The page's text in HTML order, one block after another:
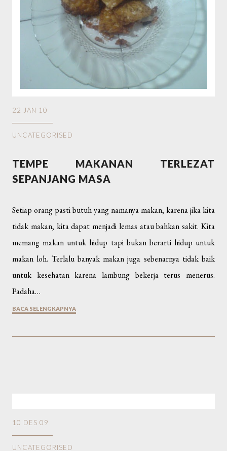
22 JAN 10
UNCATEGORISED
TEMPE MAKANAN TERLEZAT
SEPANJANG MASA
Setiap orang pasti butuh yang namanya makan, karena jika kita
tidak makan, kita dapat menjadi lemas atau bahkan sakit. Kita
memang makan untuk hidup tapi bukan berarti hidup untuk
makan loh. Terlalu banyak makan juga sebenarnya tidak baik
untuk kesehatan karena lambung bekerja terus menerus.
Padaha…
BACA SELENGKAPNYA
10 DES 09
UNCATEGORISED